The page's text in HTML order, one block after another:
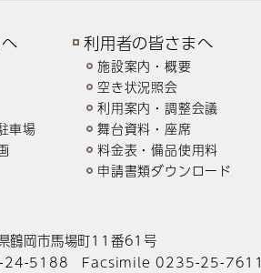
車場
利用者の皆さまへ
施設案内・概要
空き状況照会
利用案内・調整会議
舞台資料・座席
料金表・備品使用料
申請書類ダウンロード
岡市馬場町11番61号
24-5188 Facsimile 0235-25-7611